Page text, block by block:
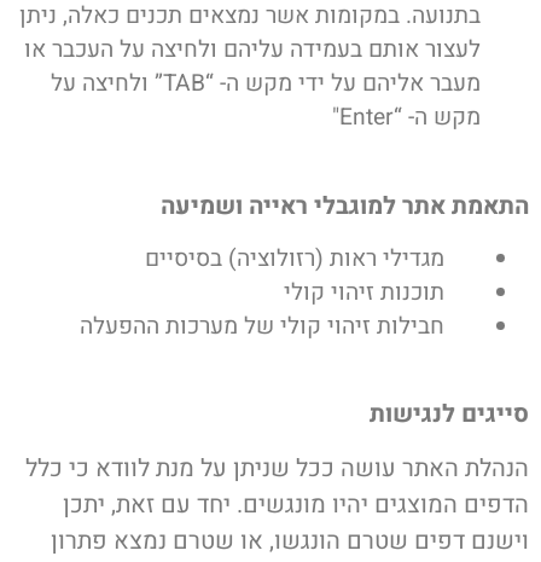
בתנועה. במקומות אשר נמצאים תכנים כאלה, ניתן
לעצור אותם בעמידה עליהם ולחיצה על העכבר או
מעבר אליהם על ידי מקש ה- “TAB” ולחיצה על
מקש ה- “Enter"
התאמת אתר למוגבלי ראייה ושמיעה
מגדילי ראות (רזולוציה) בסיסיים
תוכנות זיהוי קולי
חבילות זיהוי קולי של מערכות ההפעלה
סייגים לנגישות
הנהלת האתר עושה ככל שניתן על מנת לוודא כי כלל
הדפים המוצגים יהיו מונגשים. יחד עם זאת, יתכן
וישנם דפים שטרם הונגשו, או שטרם נמצא פתרון